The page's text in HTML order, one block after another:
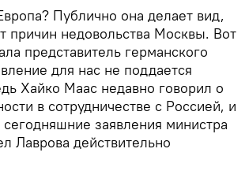
Публично она делает вид,
причин недовольства Москвы. Вот
представитель германского
для нас не поддается
Хайко Маас недавно говорил о
в сотрудничестве с Россией, и
заявления министра
Лаврова действительно